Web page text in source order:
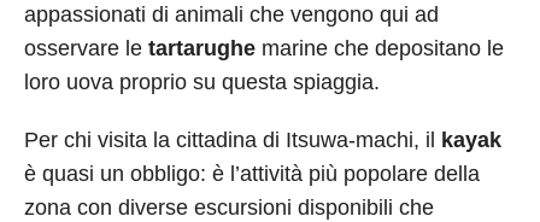
appassionati di animali che vengono qui ad
osservare le tartarughe marine che depositano le
loro uova proprio su questa spiaggia.
Per chi visita la cittadina di Itsuwa-machi, il
kayak
è quasi un obbligo: è l’attività più popolare della
zona con diverse escursioni disponibili che